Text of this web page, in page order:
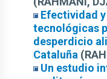
Efectividad
tecnológicas
desperdicio
Cataluña
Un estudio